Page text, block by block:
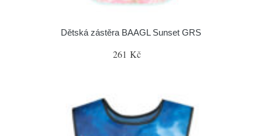
Dětská zástěra BAAGL Sunset GRS
261 Kč